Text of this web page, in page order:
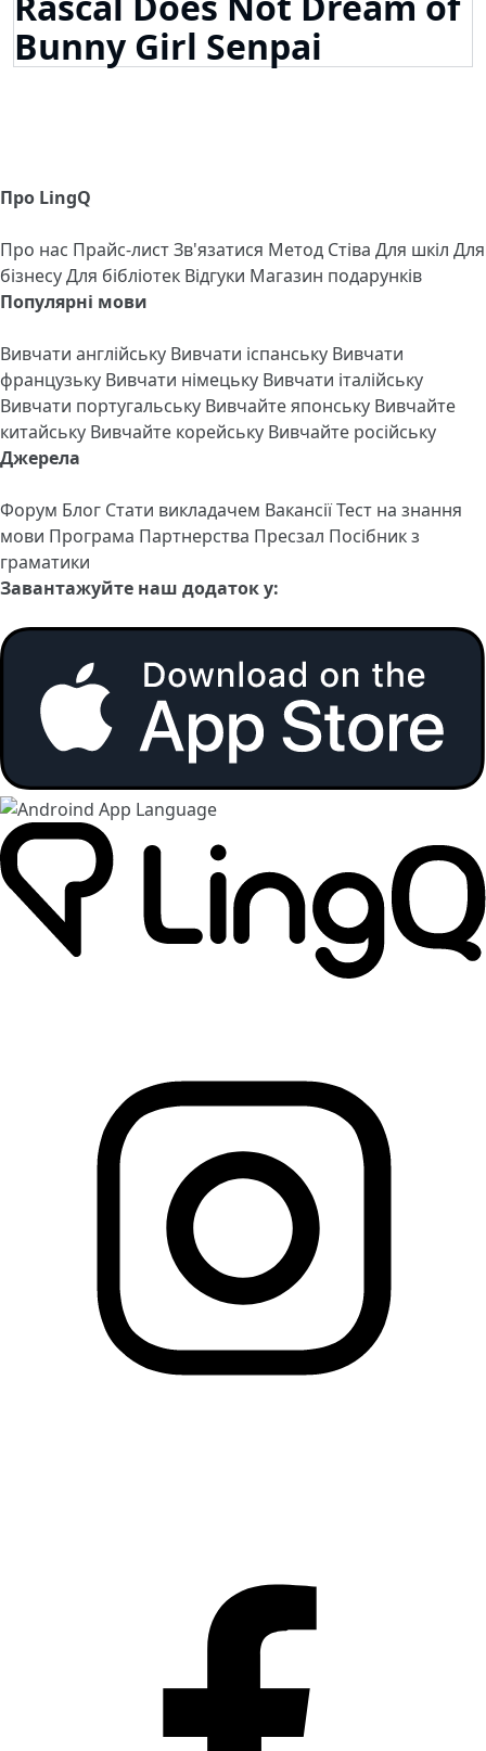
Bunny Girl Senpai
Про LingQ
Про нас Прайс-листЗв'язатися Метод Стіва Для шкіл Для
бізнесуДля бібліотек Відгуки Магазин подарунків
Популярні мови
Вивчати англійську Вивчати іспанську Вивчати
французьку Вивчати німецьку Вивчати італійську
Вивчати португальську Вивчайте японську Вивчайте
китайську Вивчайте корейську Вивчайте російську
Джерела
Форум Блог Стати викладачем ВакансіїТест на знання
мови Програма Партнерства Пресзал Посібник з
граматики
Завантажуйте наш додаток у: